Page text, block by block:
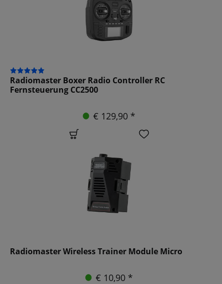
Radiomaster Boxer Radio Controller RC
Fernsteuerung CC2500
€ 129,90 *
Radiomaster Wireless Trainer Module Micro
€ 10,90 *